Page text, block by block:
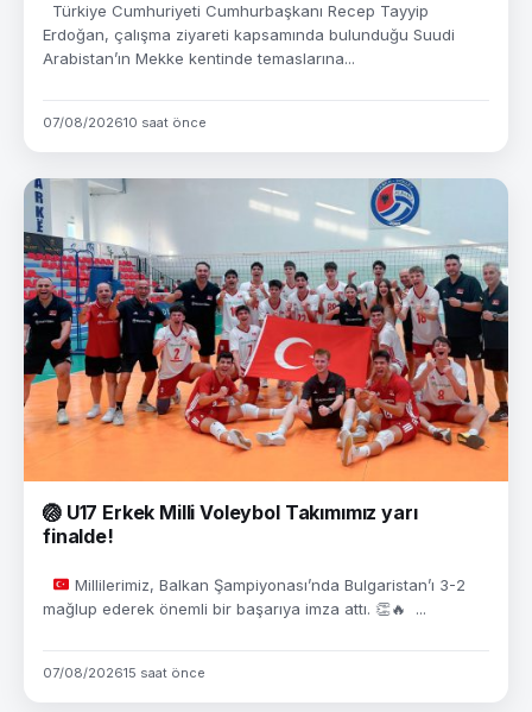
Türkiye Cumhuriyeti Cumhurbaşkanı Recep Tayyip
Erdoğan, çalışma ziyareti kapsamında bulunduğu Suudi
Arabistan’ın Mekke kentinde temaslarına...
07/08/202610 saat önce
🏐 U17 Erkek Milli Voleybol Takımımız yarı
finalde!
Millilerimiz, Balkan Şampiyonası’nda Bulgaristan’ı 3-2
mağlup ederek önemli bir başarıya imza attı. 👏🔥 ...
07/08/202615 saat önce